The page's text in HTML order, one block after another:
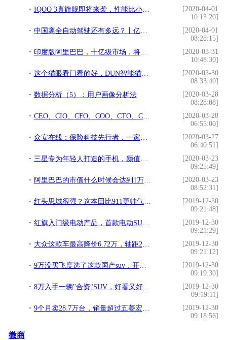
IQOO 3真旗舰即将来袭，性能比小米10还强，振动马达有大惊喜
[2020-04-01
10:13:20]
中国离全自动驾驶还有多远？丨亿欧问答
[2020-04-01
08:28:15]
印度版阿里巴巴，十亿级市场，将创造印度电商奇迹
[2020-03-31
10:48:30]
这个猫眼看门看的好，DUN智能猫眼体验，小米有品新品
[2020-03-30
08:33:40]
数据分析（5）：用户画像分析法
[2020-03-28
08:28:08]
CEO、CIO、CFO、COO、CTO、CKO、CMO都是什么职能？
[2020-03-28
06:55:00]
众安在线：保险科技先行者，一家在全国没有任何网点的保险公司
[2020-03-27
06:40:51]
三星专为年轻人打造的手机，颜值独一无二，你值得拥有
[2020-03-23
09:25:49]
阿里巴巴的市值什么时候会达到1万亿美元？
[2020-03-23
08:52:31]
红头思域很强？这本田比911更帅气，配500马力+9DCT，破百仅3秒4
[2019-12-30
09:21:48]
红旗入门级电动产品，首款电动SUV，看完价格我犹豫了
[2019-12-30
09:21:29]
大众这款车最高降价6.72万，轴距2731mm，搭载1.4T发动机
[2019-12-30
09:21:12]
9万没买飞度选了这款国产suv，开了两个月后，车主：国产车真厚道
[2019-12-30
09:19:30]
8万入手一辆"合资"SUV，好看又好开，5毛开一公里，90后也能买
[2019-12-30
09:19:11]
9个月卖28.7万台，销量超过五菱宏光，这款哈弗神车就是牛
[2019-12-30
09:18:56]
微商